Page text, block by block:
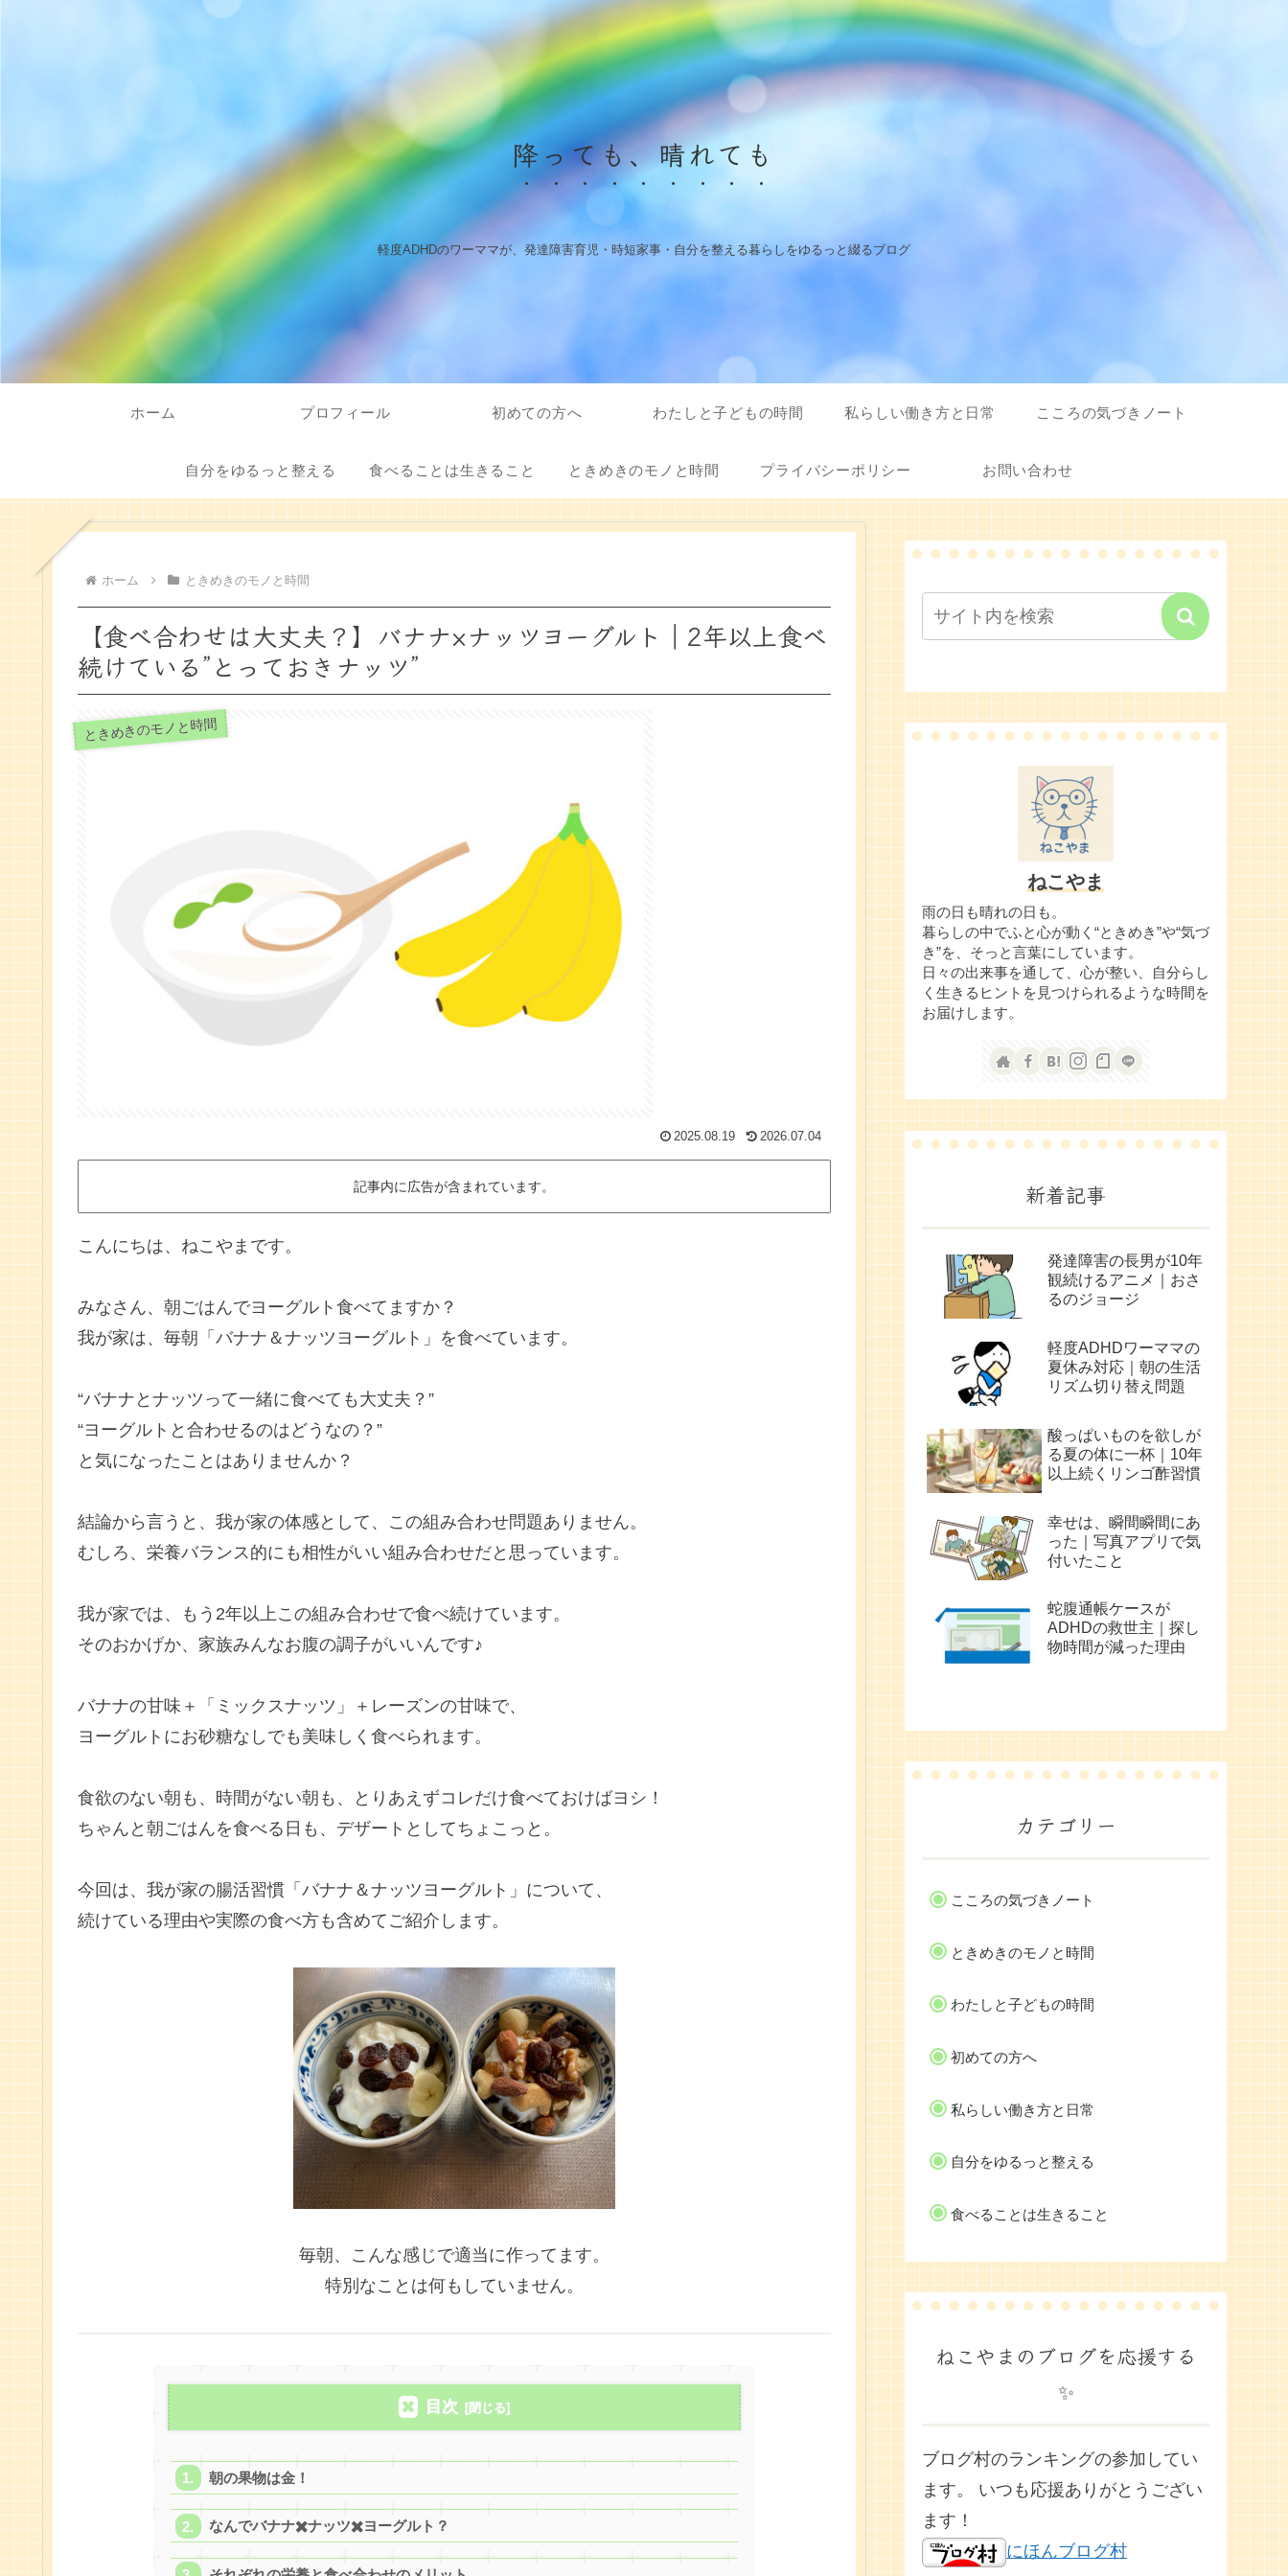
降っても、晴れても
軽度ADHDのワーママが、発達障害育児・時短家事・自分を整える暮らしをゆるっと綴るブログ
ホーム プロフィール 初めての方へ わたしと子どもの時間 私らしい働き方と日常 こころの気づきノート
自分をゆるっと整える 食べることは生きること ときめきのモノと時間 プライバシーポリシー お問い合わせ
ホーム ときめきのモノと時間
【食べ合わせは大丈夫？】バナナ×ナッツヨーグルト｜2年以上食べ
続けている”とっておきナッツ”
ときめきのモノと時間
2025.08.19 2026.07.04
記事内に広告が含まれています。
こんにちは、ねこやまです。
みなさん、朝ごはんでヨーグルト食べてますか？
我が家は、毎朝「バナナ＆ナッツヨーグルト」を食べています。
“バナナとナッツって一緒に食べても大丈夫？”
“ヨーグルトと合わせるのはどうなの？”
と気になったことはありませんか？
結論から言うと、我が家の体感として、この組み合わせ問題ありません。
むしろ、栄養バランス的にも相性がいい組み合わせだと思っています。
我が家では、もう2年以上この組み合わせで食べ続けています。
そのおかげか、家族みんなお腹の調子がいいんです♪
バナナの甘味＋「ミックスナッツ」＋レーズンの甘味で、
ヨーグルトにお砂糖なしでも美味しく食べられます。
食欲のない朝も、時間がない朝も、とりあえずコレだけ食べておけばヨシ！
ちゃんと朝ごはんを食べる日も、デザートとしてちょこっと。
今回は、我が家の腸活習慣「バナナ＆ナッツヨーグルト」について、
続けている理由や実際の食べ方も含めてご紹介します。
毎朝、こんな感じで適当に作ってます。
特別なことは何もしていません。
目次
朝の果物は金！
なんでバナナ✖️ナッツ✖️ヨーグルト？
ねこやま
雨の日も晴れの日も。
暮らしの中でふと心が動く“ときめき”や“気づ
き”を、そっと言葉にしています。
日々の出来事を通して、心が整い、自分らし
く生きるヒントを見つけられるような時間を
お届けします。
新着記事
発達障害の長男が10年
観続けるアニメ｜おさ
るのジョージ
軽度ADHDワーママの
夏休み対応｜朝の生活
リズム切り替え問題
酸っぱいものを欲しが
る夏の体に一杯｜10年
以上続くリンゴ酢習慣
幸せは、瞬間瞬間にあ
った｜写真アプリで気
付いたこと
蛇腹通帳ケースが
ADHDの救世主｜探し
物時間が減った理由
カテゴリー
こころの気づきノート
ときめきのモノと時間
わたしと子どもの時間
初めての方へ
私らしい働き方と日常
自分をゆるっと整える
食べることは生きること
ねこやまのブログを応援する
✨
ブログ村のランキングの参加してい
ます。 いつも応援ありがとうござい
ます！
にほんブログ村